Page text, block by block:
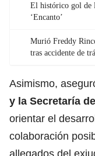
El histórico gol de
‘Encanto’
Murió Freddy
tras accidente de
Asimismo,
y la Secretaría
orientar el
colaboración
allegados del